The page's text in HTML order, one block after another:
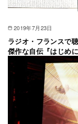
2019年7月23日
ラジオ・フランスで
傑作な自伝『はじめ